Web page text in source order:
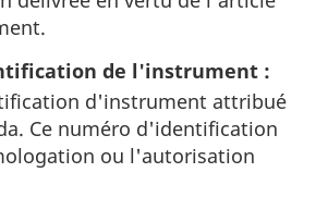
de l'instrument :
d'instrument attribué
Ce numéro d'identification
ou l'autorisation